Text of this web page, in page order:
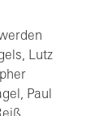
Lutz
Paul